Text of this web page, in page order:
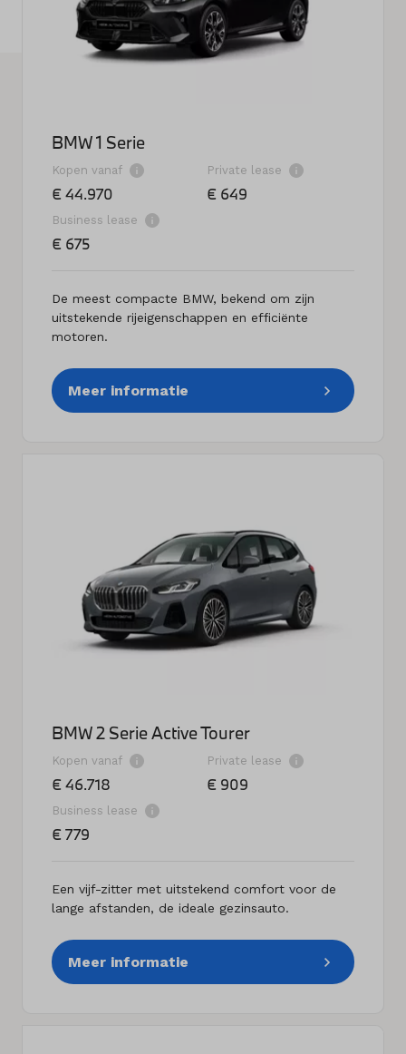
Land
Nederland
BMW 1 Serie
Kopen vanaf
€ 44.970
Private lease
€ 649
Business lease
€ 675
De meest compacte BMW, bekend om zijn
uitstekende rijeigenschappen en efficiënte
motoren.
Meer informatie
BMW 2 Serie Active Tourer
Kopen vanaf
€ 46.718
Private lease
€ 909
Business lease
€ 779
Een vijf-zitter met uitstekend comfort voor de
lange afstanden, de ideale gezinsauto.
Meer informatie